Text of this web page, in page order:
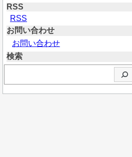
RSS
RSS
お問い合わせ
お問い合わせ
検索